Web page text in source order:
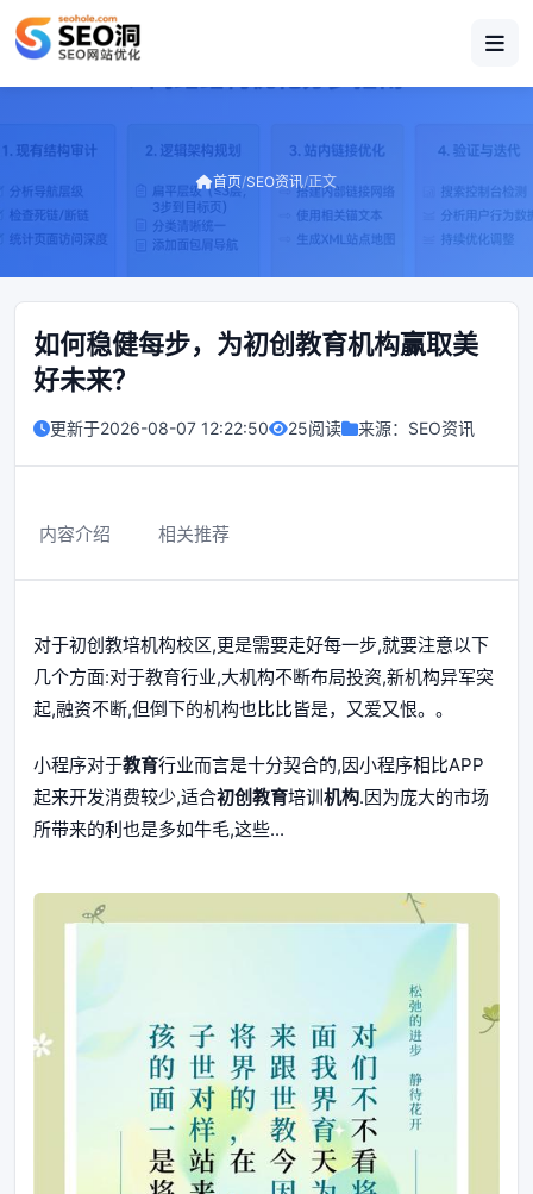
首页/SEO资讯/正文
如何稳健每步，为初创教育机构赢取美
好未来？
更新于2026-08-07 12:22:50 25阅读 来源： SEO资讯
内容介绍 相关推荐
对于初创教培机构校区,更是需要走好每一步,就要注意以下
几个方面:对于教育行业,大机构不断布局投资,新机构异军突
起,融资不断,但倒下的机构也比比皆是，又爱又恨。。
小程序对于教育行业而言是十分契合的,因小程序相比APP
起来开发消费较少,适合初创教育培训机构.因为庞大的市场
所带来的利也是多如牛毛,这些...